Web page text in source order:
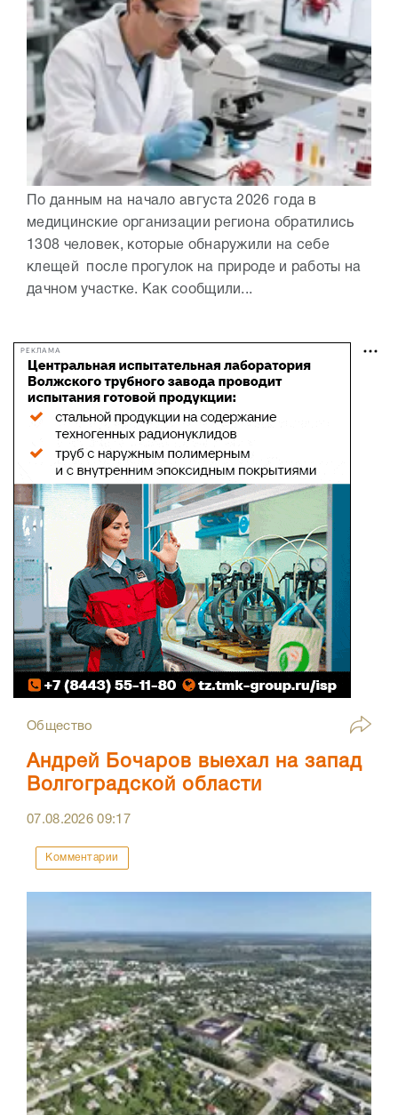
По данным на начало августа 2026 года в
медицинские организации региона обратились
1308 человек, которые обнаружили на себе
клещей после прогулок на природе и работы на
дачном участке. Как сообщили...
РЕКЛАМА
Общество
Андрей Бочаров выехал на запад
Волгоградской области
07.08.202609:17
Комментарии